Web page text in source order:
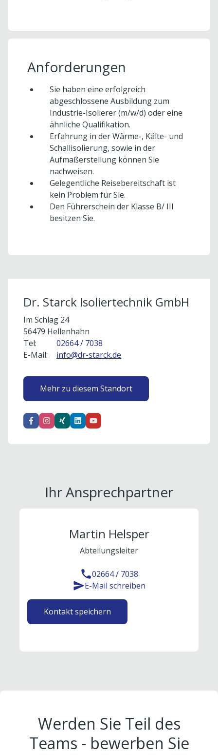
Anforderungen
Sie haben eine erfolgreich
abgeschlossene Ausbildung zum
Industrie-Isolierer (m/w/d) oder eine
ähnliche Qualifikation.
Erfahrung in der Wärme-, Kälte- und
Schallisolierung, sowie in der
Aufmaßerstellung können Sie
nachweisen.
Gelegentliche Reisebereitschaft ist
kein Problem für Sie.
Den Führerschein der Klasse B/ III
besitzen Sie.
wir Ihre Einwilligung.
Datenschutzerklärung.
Cookie-Einstellungen öffnen
Dr. Starck Isoliertechnik GmbH
Im Schlag 24
56479 Hellenhahn
Tel:
02664 / 7038
E-Mail:
info@dr-starck.de
Mehr zu diesem Standort
Ihr Ansprechpartner
Martin Helsper
Abteilungsleiter
02664 / 7038
E-Mail schreiben
Kontakt speichern
Werden Sie Teil des
Teams - bewerben Sie